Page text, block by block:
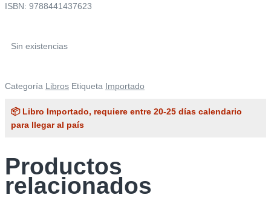
ISBN: 9788441437623
Sin existencias
Categoría Libros Etiqueta Importado
📦 Libro Importado, requiere entre 20-25 días calendario
para llegar al país
Productos
relacionados